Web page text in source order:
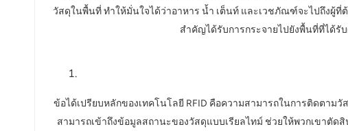
วัสดุในพื้นที่ ทำให้มั่นใจได้ว่าอาหาร น้ำ เต็นท์ และเวชภัณฑ์จะไปถึงผู้ที่
สำคัญได้รับการกระจายไปยังพื้นที่ที่ได้รั
ข้อได้เปรียบหลักของเทคโนโลยี RFID คือความสามารถในการติดตาม
สามารถเข้าถึงข้อมูลสถานะของวัสดุแบบเรียลไทม์ ช่วยให้พวกเขาตัด